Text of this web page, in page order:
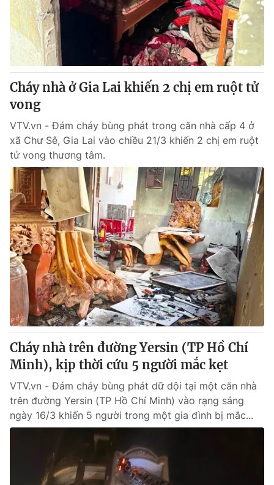
Cháy nhà ở Gia Lai khiến 2 chị em ruột tử
vong
VTV.vn - Đám cháy bùng phát trong căn nhà cấp 4 ở
xã Chư Sê, Gia Lai vào chiều 21/3 khiến 2 chị em ruột
tử vong thương tâm.
Cháy nhà trên đường Yersin (TP Hồ Chí
Minh), kịp thời cứu 5 người mắc kẹt
VTV.vn - Đám cháy bùng phát dữ dội tại một căn nhà
trên đường Yersin (TP Hồ Chí Minh) vào rạng sáng
ngày 16/3 khiến 5 người trong một gia đình bị mắc...